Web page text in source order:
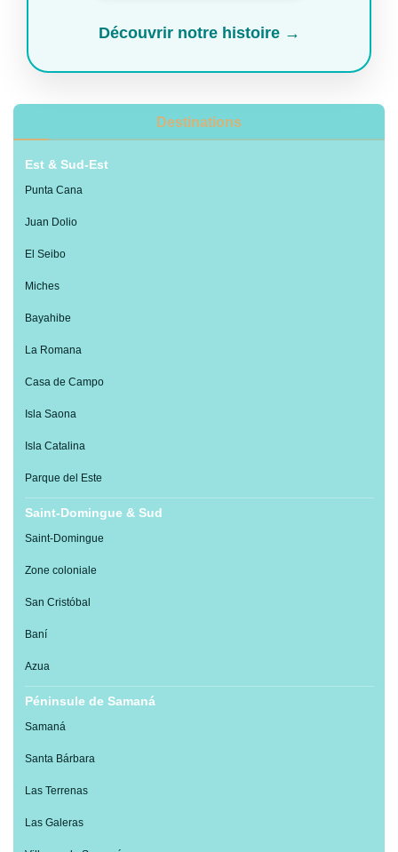
Découvrir notre histoire →
Destinations
Est & Sud-Est
Punta Cana
Juan Dolio
El Seibo
Miches
Bayahibe
La Romana
Casa de Campo
Isla Saona
Isla Catalina
Parque del Este
Saint-Domingue & Sud
Saint-Domingue
Zone coloniale
San Cristóbal
Baní
Azua
Péninsule de Samaná
Samaná
Santa Bárbara
Las Terrenas
Las Galeras